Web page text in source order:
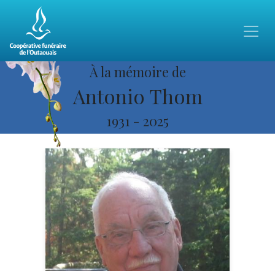
À la mémoire de
Antonio Thom
1931 - 2025